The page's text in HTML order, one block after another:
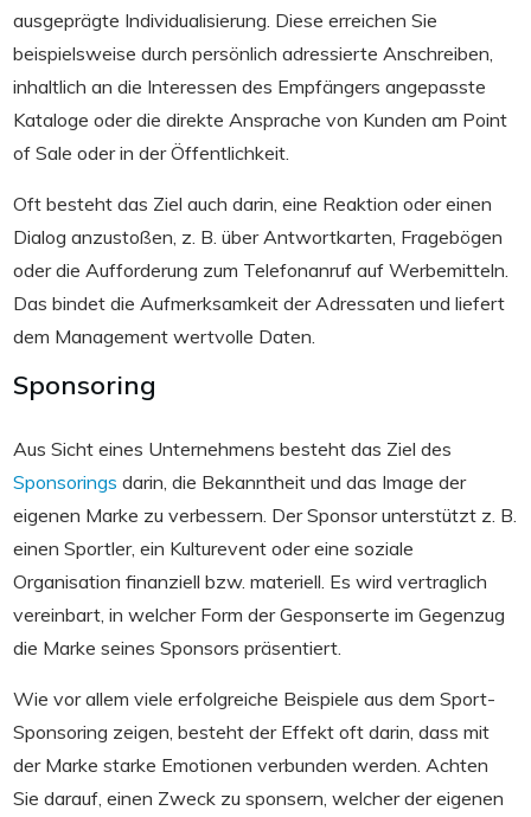
ausgeprägte Individualisierung. Diese erreichen Sie
beispielsweise durch persönlich adressierte Anschreiben,
inhaltlich an die Interessen des Empfängers angepasste
Kataloge oder die direkte Ansprache von Kunden am Point
of Sale oder in der Öffentlichkeit.
Oft besteht das Ziel auch darin, eine Reaktion oder einen
Dialog anzustoßen, z. B. über Antwortkarten, Fragebögen
oder die Aufforderung zum Telefonanruf auf Werbemitteln.
Das bindet die Aufmerksamkeit der Adressaten und liefert
dem Management wertvolle Daten.
Sponsoring
Aus Sicht eines Unternehmens besteht das Ziel des
Sponsorings darin, die Bekanntheit und das Image der
eigenen Marke zu verbessern. Der Sponsor unterstützt z. B.
einen Sportler, ein Kulturevent oder eine soziale
Organisation finanziell bzw. materiell. Es wird vertraglich
vereinbart, in welcher Form der Gesponserte im Gegenzug
die Marke seines Sponsors präsentiert.
Wie vor allem viele erfolgreiche Beispiele aus dem Sport-
Sponsoring zeigen, besteht der Effekt oft darin, dass mit
der Marke starke Emotionen verbunden werden. Achten
Sie darauf, einen Zweck zu sponsern, welcher der eigenen